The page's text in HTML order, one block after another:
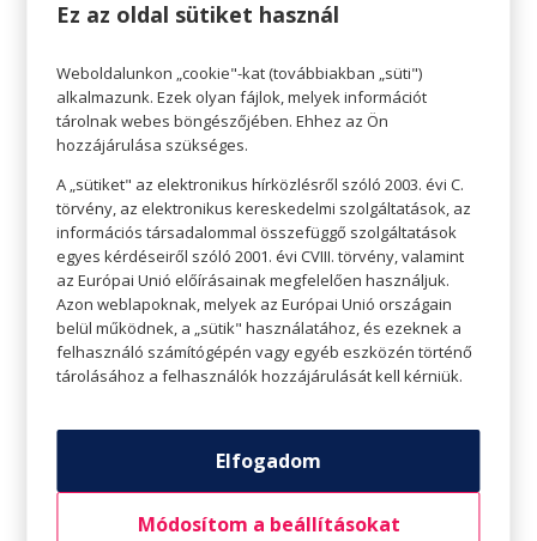
a szeretet.
Azoknak is van ajánlatunk, akik otthon ,,moziznának”.
Kicsit több, mint 10 éve, éppen februárban mutatták be
Channing Tatum és Rachel McAdams főszereplésével a
Ez az oldal sütiket használ
Weboldalunkon „cookie"-kat (továbbiakban „süti")
alkalmazunk. Ezek olyan fájlok, melyek információt
tárolnak webes böngészőjében. Ehhez az Ön
hozzájárulása szükséges.
A „sütiket" az elektronikus hírközlésről szóló 2003. évi C.
törvény, az elektronikus kereskedelmi szolgáltatások, az
információs társadalommal összefüggő szolgáltatások
egyes kérdéseiről szóló 2001. évi CVIII. törvény, valamint
az Európai Unió előírásainak megfelelően használjuk.
Azon weblapoknak, melyek az Európai Unió országain
belül működnek, a „sütik" használatához, és ezeknek a
felhasználó számítógépén vagy egyéb eszközén történő
tárolásához a felhasználók hozzájárulását kell kérniük.
Elfogadom
Módosítom a beállításokat